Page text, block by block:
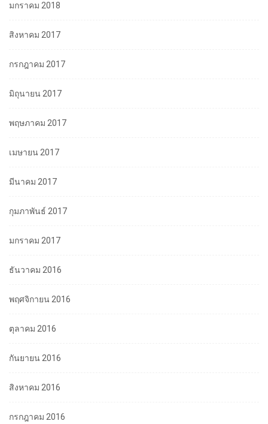
มกราคม 2018
สิงหาคม 2017
กรกฎาคม 2017
มิถุนายน 2017
พฤษภาคม 2017
เมษายน 2017
มีนาคม 2017
กุมภาพันธ์ 2017
มกราคม 2017
ธันวาคม 2016
พฤศจิกายน 2016
ตุลาคม 2016
กันยายน 2016
สิงหาคม 2016
กรกฎาคม 2016